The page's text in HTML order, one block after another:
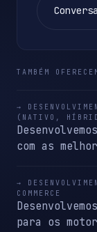
TAMBÉM
→
(NATIVO,
com as
→
COMMERCE
para os